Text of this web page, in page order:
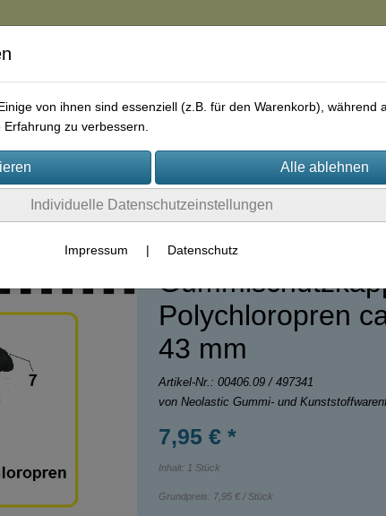
Polychloropren
43 mm
Artikel-Nr.: 00406.09 / 497341
von Neolastic Gummi- und
7,95 € *
Inhalt: 1 Stück
Grundpreis: 7,95 € / Stück
von ihnen sind essenziell (z.B. für den Warenkorb), während
zu verbessern.
Individuelle Datenschutzeinstellungen
Impressum | Datenschutz